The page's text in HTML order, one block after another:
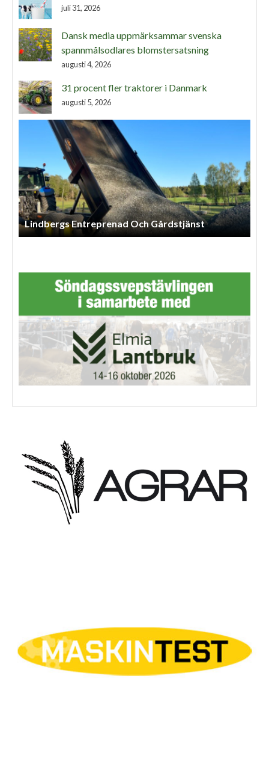
juli 31, 2026
Dansk media uppmärksammar svenska
spannmålsodlares blomstersatsning
augusti 4, 2026
31 procent fler traktorer i Danmark
augusti 5, 2026
Åshall Torp